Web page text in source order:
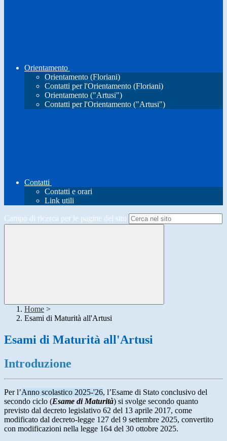
Orientamento
Orientamento (Floriani)
Contatti per l'Orientamento (Floriani)
Orientamento ("Artusi")
Contatti per l'Orientamento ("Artusi")
Contatti
Contatti e orari
Link utili
Campo di ricerca per le pagine del sito
Home >
Esami di Maturità all'Artusi
Esami di Maturità all'Artusi
Introduzione
Per l’Anno scolastico 2025-'26, l’Esame di Stato conclusivo del
secondo ciclo (Esame di Maturità) si svolge secondo quanto
previsto dal decreto legislativo 62 del 13 aprile 2017, come
modificato dal decreto-legge 127 del 9 settembre 2025, convertito
con modificazioni nella legge 164 del 30 ottobre 2025.